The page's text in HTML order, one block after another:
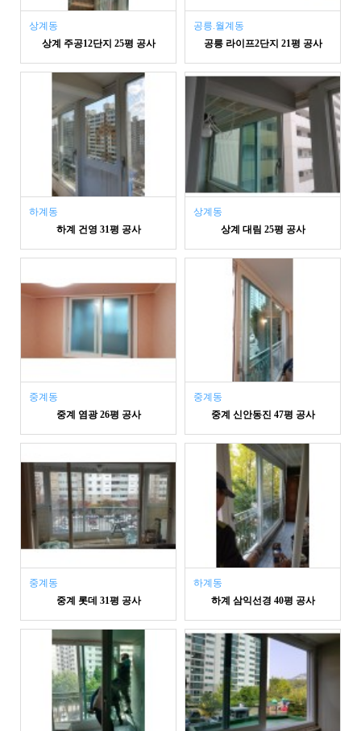
상계동
상계 주공12단지 25평 공사
공릉.월계동
공릉 라이프2단지 21평 공사
하계동
하계 건영 31평 공사
상계동
상계 대림 25평 공사
중계동
중계 염광 26평 공사
중계동
중계 신안동진 47평 공사
중계동
중계 롯데 31평 공사
하계동
하계 삼익선경 40평 공사